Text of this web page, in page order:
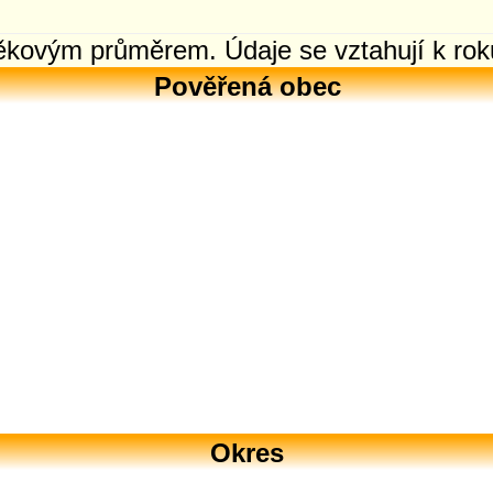
průměrem. Údaje se vztahují k
Pověřená obec
Okres